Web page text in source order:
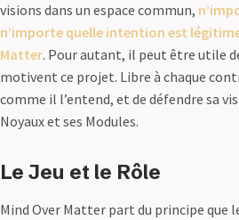
visions dans un espace commun,
n’importe quelle intention est
Matter. Pour autant, il peut être utile
motivent ce projet. Libre à chaque
comme il l’entend, et de défendre sa
Noyaux et ses Modules.
Le Jeu et le Rôle
Mind Over Matter part du principe que